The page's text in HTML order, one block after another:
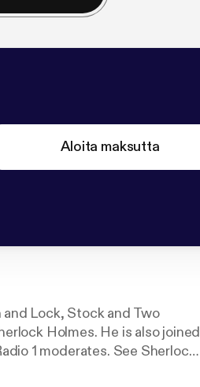
Aloita maksutta
Lock, Stock and Two
Holmes. He is also joined
1 moderates. See Sherlock